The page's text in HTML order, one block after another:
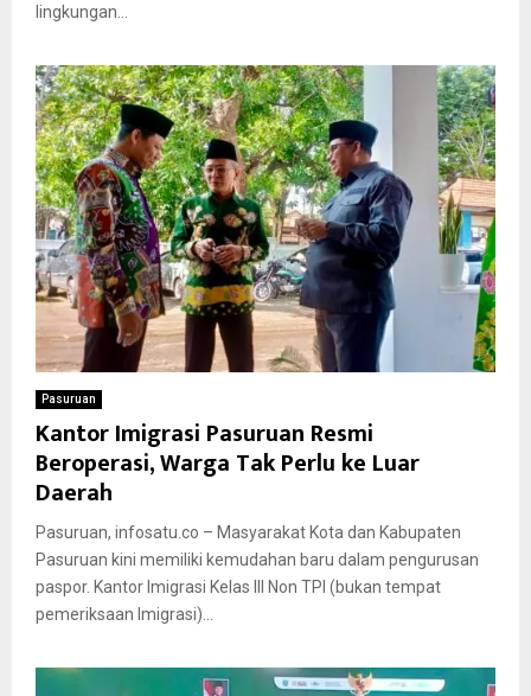
lingkungan...
Pasuruan
Kantor Imigrasi Pasuruan Resmi
Beroperasi, Warga Tak Perlu ke Luar
Daerah
Pasuruan, infosatu.co – Masyarakat Kota dan Kabupaten
Pasuruan kini memiliki kemudahan baru dalam pengurusan
paspor. Kantor Imigrasi Kelas III Non TPI (bukan tempat
pemeriksaan Imigrasi)...